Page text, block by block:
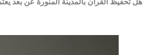
هل تحفيظ القرآن بالمدينة المنورة عن بعد